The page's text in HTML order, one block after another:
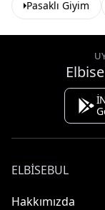
Pasaklı Giyim
ELBISEBUL
Hakkımızda